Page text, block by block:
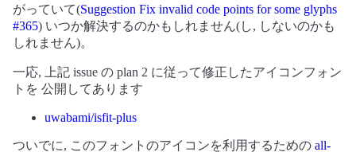
がっていて(Suggestion Fix invalid code points for some glyphs
#365) いつか解決するのかもしれません(し, しないのかも
しれません)。
一応, 上記 issue の plan 2 に従って修正したアイコンフォン
トを 公開してあります
uwabami/isfit-plus
ついでに, このフォントのアイコンを利用するための all-